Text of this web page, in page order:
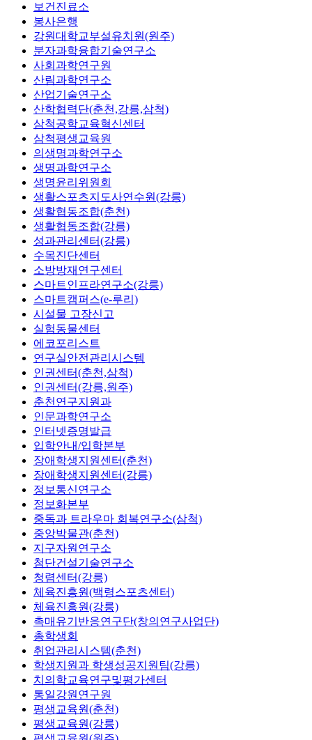
보건진료소
봉사은행
강원대학교부설유치원(원주)
분자과학융합기술연구소
사회과학연구원
산림과학연구소
산업기술연구소
산학협력단(춘천,강릉,삼척)
삼척공학교육혁신센터
삼척평생교육원
의생명과학연구소
생명과학연구소
생명윤리위원회
생활스포츠지도사연수원(강릉)
생활협동조합(춘천)
생활협동조합(강릉)
성과관리센터(강릉)
수목진단센터
소방방재연구센터
스마트인프라연구소(강릉)
스마트캠퍼스(e-루리)
시설물 고장신고
실험동물센터
에코포리스트
연구실안전관리시스템
인권센터(춘천,삼척)
인권센터(강릉,원주)
춘천연구지원과
인문과학연구소
인터넷증명발급
입학안내/입학본부
장애학생지원센터(춘천)
장애학생지원센터(강릉)
정보통신연구소
정보화본부
중독과 트라우마 회복연구소(삼척)
중앙박물관(춘천)
지구자원연구소
첨단건설기술연구소
청렴센터(강릉)
체육진흥원(백령스포츠센터)
체육진흥원(강릉)
촉매유기반응연구단(창의연구사업단)
총학생회
취업관리시스템(춘천)
학생지원과 학생성공지원팀(강릉)
치의학교육연구및평가센터
통일강원연구원
평생교육원(춘천)
평생교육원(강릉)